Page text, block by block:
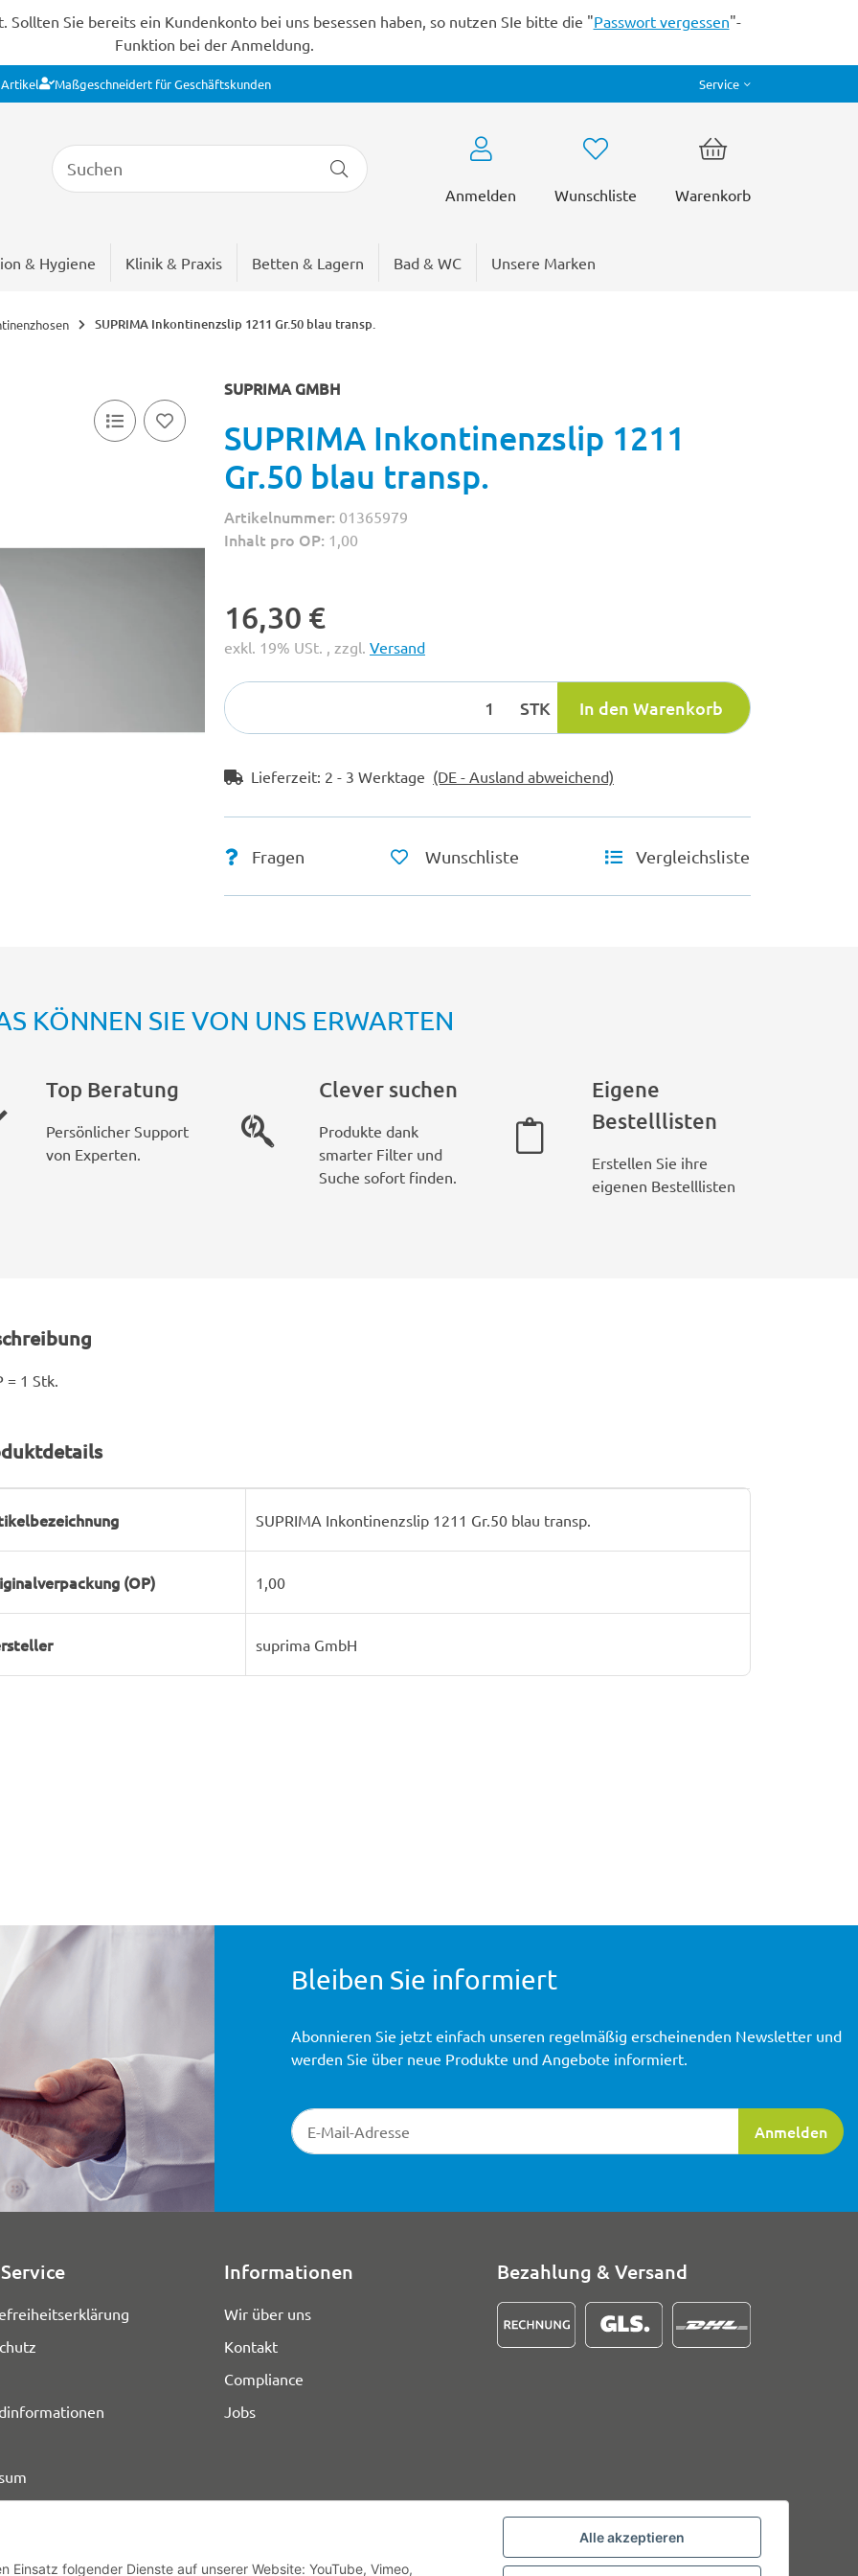
Alle akzeptieren
Einsatz folgender Dienste auf unserer Website: YouTube, Vimeo,
Sie bereits ein Kundenkonto bei uns besessen haben, so nutzen SIe bitte die "Passwort vergessen"-
Funktion bei der Anmeldung.
Artikel Maßgeschneidert für Geschäftskunden Service
Anmelden Wunschliste Warenkorb
& Hygiene Klinik & Praxis Betten & Lagern Bad & WC Unsere Marken
SUPRIMA Inkontinenzslip 1211 Gr.50 blau transp.
SUPRIMA GMBH
SUPRIMA Inkontinenzslip 1211
Gr.50 blau transp.
Artikelnummer: 01365979
Inhalt pro OP: 1,00
16,30 €
exkl. 19% USt. , zzgl. Versand
STK In den Warenkorb
Lieferzeit: 2 - 3 Werktage (DE - Ausland abweichend)
Fragen Wunschliste Vergleichsliste
KÖNNEN SIE VON UNS ERWARTEN
Top Beratung
Persönlicher Support
von Experten.
Clever suchen
Produkte dank
smarter Filter und
Suche sofort finden.
Eigene
Bestelllisten
Erstellen Sie ihre
eigenen Bestelllisten
= 1 Stk.
SUPRIMA Inkontinenzslip 1211 Gr.50 blau transp.
(OP) 1,00
suprima GmbH
Bleiben Sie informiert
Newsletter-Registrierung
Anmelden
Abonnieren Sie jetzt einfach unseren regelmäßig erscheinenden Newsletter und
werden Sie über neue Produkte und Angebote informiert.
Informationen
Wir über uns
Kontakt
Compliance
Jobs
Bezahlung & Versand